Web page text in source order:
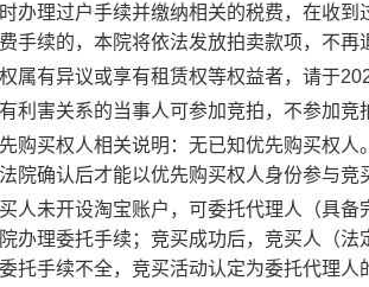
办理过户手续并缴纳相关的税费，在收到
手续的，本院将依法发放拍卖款项，不
属有异议或享有租赁权等权益者，请于
利害关系的当事人可参加竞拍，不参加
购买权人相关说明：无已知优先购买权
院确认后才能以优先购买权人身份参与
人未开设淘宝账户，可委托代理人（具
办理委托手续；竞买成功后，竞买人（
托手续不全，竞买活动认定为委托代理人